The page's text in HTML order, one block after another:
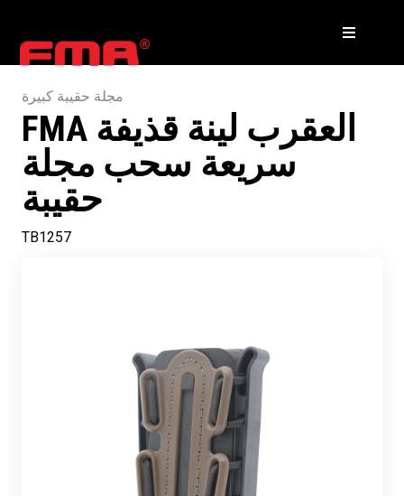
مجلة حقيبة كبيرة
FMA العقرب لينة قذيفة
سريعة سحب مجلة
حقيبة
TB1257